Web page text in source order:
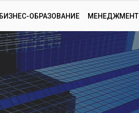
БИЗНЕС-ОБРАЗОВАНИЕ МЕНЕДЖМЕНТ